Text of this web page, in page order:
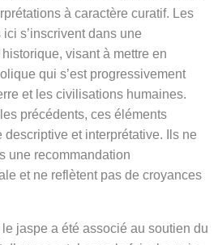
à caractère curatif. Les
s’inscrivent dans une
visant à mettre en
qui s’est progressivement
et les civilisations humaines.
précédents, ces éléments
descriptive et interprétative. Ils ne
une recommandation
et ne reflètent pas de croyances
jaspe a été associé au soutien du